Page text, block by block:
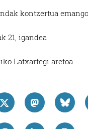
kontzertua
21, igandea
Latxartegi aretoa